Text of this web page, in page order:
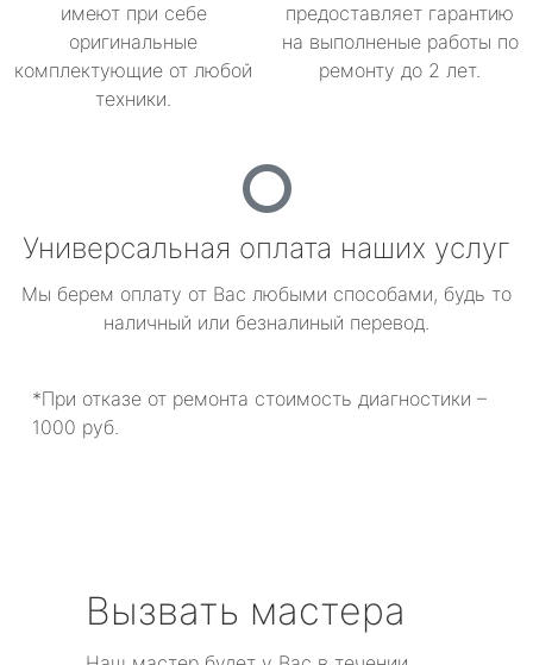
имеют при себе
оригинальные
комплектующие от любой
техники.
предоставляет гарантию
на выполненые работы по
ремонту до 2 лет.
Универсальная оплата наших услуг
Мы берем оплату от Вас любыми способами, будь то
наличный или безналиный перевод.
*При отказе от ремонта стоимость диагностики –
1000 руб.
Вызвать мастера